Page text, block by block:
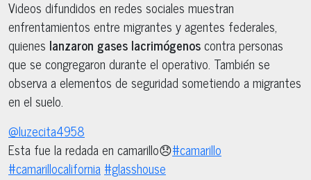
Videos difundidos en redes sociales muestran
enfrentamientos entre migrantes y agentes federales,
quienes lanzaron gases lacrimógenoscontra personas
que se congregaron durante el operativo. También se
observa a elementos de seguridad sometiendo a migrantes
en el suelo.
@luzecita4958
Esta fue la redada en camarillo😞#camarillo
#camarillocalifornia #glasshouse